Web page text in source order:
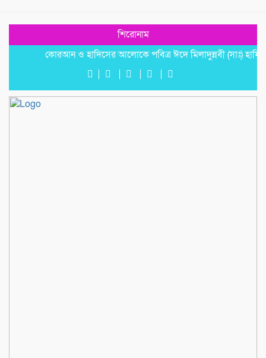
শিরোনাম
কোরআন ও হাদিসের আলোকে পবিত্র ঈদে মিলাদুন্নবী (সাঃ) হাফিজ